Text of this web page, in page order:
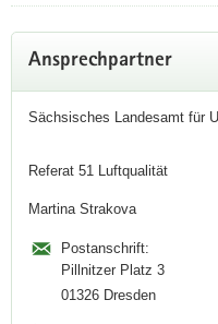
Information
Ansprechpartner
Sächsisches Landesamt für
Referat 51 Luftqualität
Martina Strakova
Postanschrift:
Pillnitzer Platz 3
01326 Dresden